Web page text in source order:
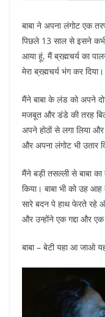
बाबा ने अपना लंगोट एक
पिछले 13 साल से इसने
आया हूं, मैं ब्रह्मचर्य का
मेरा ब्रह्मचर्य भंग कर दिया।
मैंने बाबा के लंड को अपने
मजबूत और डंडे की तरह
अपने होठों से लगा लिया और
और अपना लंगोट भी उतार
मैंने बड़ी तसल्ली से बाबा
किया। बाबा भी को उह
सारे बदन पे हाथ फेरते रहे
और उन्होंने एक गद्दा और एक
बाबा – बेटी यहा आ जाओ